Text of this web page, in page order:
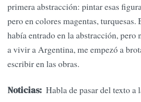
primera abstracción: pintar esas
pero en colores magentas, turquesas.
había entrado en la abstracción, pero
a vivir a Argentina, me empezó a
escribir en las obras.
Noticias: Habla de pasar del texto a